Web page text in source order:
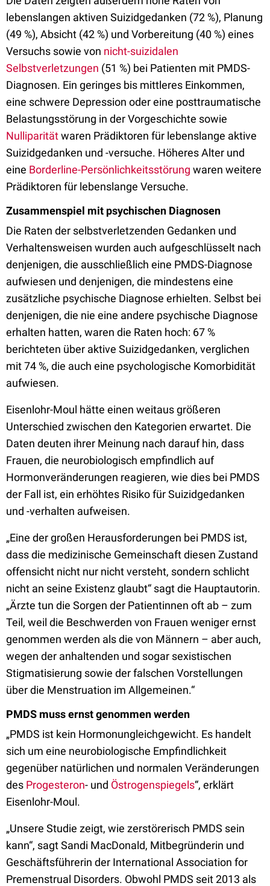
lebenslangen aktiven Suizidgedanken (72 %), Planung
(49 %), Absicht (42 %) und Vorbereitung (40 %) eines
Versuchs sowie von nicht-suizidalen
Selbstverletzungen (51 %) bei Patienten mit PMDS-
Diagnosen. Ein geringes bis mittleres Einkommen,
eine schwere Depression oder eine posttraumatische
Belastungsstörung in der Vorgeschichte sowie
Nulliparitätwaren Prädiktoren für lebenslange aktive
Suizidgedanken und -versuche. Höheres Alter und
eine Borderline-Persönlichkeitsstörung waren weitere
Prädiktoren für lebenslange Versuche.
Zusammenspiel mit psychischen Diagnosen
Die Raten der selbstverletzenden Gedanken und
Verhaltensweisen wurden auch aufgeschlüsselt nach
denjenigen, die ausschließlich eine PMDS-Diagnose
aufwiesen und denjenigen, die mindestens eine
zusätzliche psychische Diagnose erhielten. Selbst bei
denjenigen, die nie eine andere psychische Diagnose
erhalten hatten, waren die Raten hoch: 67 %
berichteten über aktive Suizidgedanken, verglichen
mit 74 %, die auch eine psychologische Komorbidität
aufwiesen.
Eisenlohr-Moul hätte einen weitaus größeren
Unterschied zwischen den Kategorien erwartet. Die
Daten deuten ihrer Meinung nach darauf hin, dass
Frauen, die neurobiologisch empfindlich auf
Hormonveränderungen reagieren, wie dies bei PMDS
der Fall ist, ein erhöhtes Risiko für Suizidgedanken
und -verhalten aufweisen.
„Eine der großen Herausforderungen bei PMDS ist,
dass die medizinische Gemeinschaft diesen Zustand
offensicht nicht nur nicht versteht, sondern schlicht
nicht an seine Existenz glaubt“ sagt die Hauptautorin.
„Ärzte tun die Sorgen der Patientinnen oft ab – zum
Teil, weil die Beschwerden von Frauen weniger ernst
genommen werden als die von Männern – aber auch,
wegen der anhaltenden und sogar sexistischen
Stigmatisierung sowie der falschen Vorstellungen
über die Menstruation im Allgemeinen.“
PMDS muss ernst genommen werden
„PMDS ist kein Hormonungleichgewicht. Es handelt
sich um eine neurobiologische Empfindlichkeit
gegenüber natürlichen und normalen Veränderungen
des Progesteron- und Östrogenspiegels“, erklärt
Eisenlohr-Moul.
„Unsere Studie zeigt, wie zerstörerisch PMDS sein
kann“, sagt Sandi MacDonald, Mitbegründerin und
Geschäftsführerin der International Association for
Premenstrual Disorders. Obwohl PMDS seit 2013 als